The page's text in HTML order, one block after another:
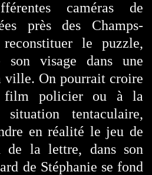
caméras de
près des Champs-
le puzzle,
son visage dans une
ville. On pourrait croire
policier ou à la
tentaculaire,
en réalité le jeu de
de la lettre, dans son
de Stéphanie se fond